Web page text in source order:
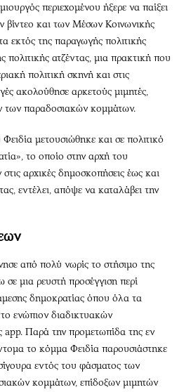
περιεχομένου ήξερε να παίξει
βίντεο και των Μέσων Κοινωνικής
εκτός της παραγωγής πολιτικής
πολιτικής ατζέντας, μια πρακτική που
πολιτική σκηνή και στις
ακολούθησε αρκετούς μιμητές,
των παραδοσιακών κομμάτων.
μετουσιώθηκε και σε πολιτικό
το οποίο στην αρχή του
αρχικές δημοσκοπήσεις έως και
εντέλει, απόψε να καταλάβει την
από πολύ νωρίς το στήσιμο της
μια ρευστή προσέγγιση περί
δημοκρατίας όπου όλα τα
ενώπιον διαδικτυακών
Παρά την προμετωπίδα της εν
το κόμμα Φειδία παρουσιάστηκε
εντός του φάσματος των
κομμάτων, επίδοξων μιμητών